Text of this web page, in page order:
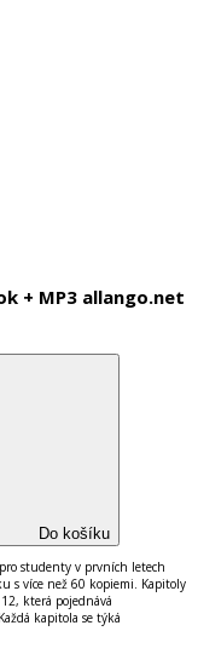
+ MP3 allango.net
Do košíku
studenty v prvních letech
s více než 60 kopiemi. Kapitoly
která pojednává
á kapitola se týká